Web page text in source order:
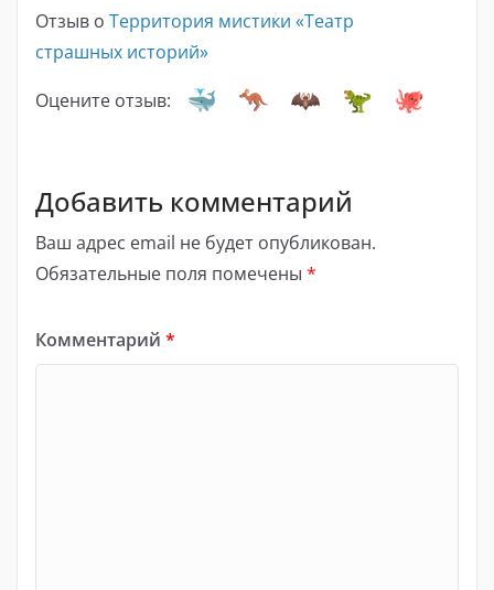
Отзыв о Территория мистики «Театр
страшных историй»
Оцените отзыв:
Добавить комментарий
Ваш адрес email не будет опубликован.
Обязательные поля помечены *
Комментарий *